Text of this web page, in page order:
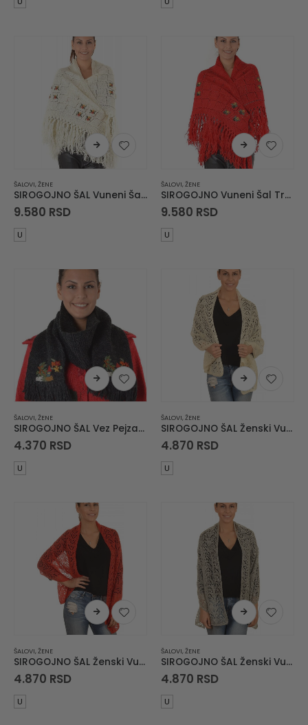
ŠALOVI, ŽENE
SIROGOJNO ŠAL Vuneni Šal Troper
9.580 RSD
U
ŠALOVI, ŽENE
SIROGOJNO Vuneni Šal Troper
9.580 RSD
U
ŠALOVI, ŽENE
SIROGOJNO ŠAL Vez Pejzaž Šumska Idila
4.370 RSD
U
ŠALOVI, ŽENE
SIROGOJNO ŠAL Ženski Vuneni Šal
4.870 RSD
U
ŠALOVI, ŽENE
SIROGOJNO ŠAL Ženski Vuneni Šal
4.870 RSD
U
ŠALOVI, ŽENE
SIROGOJNO ŠAL Ženski Vuneni Šal
4.870 RSD
U